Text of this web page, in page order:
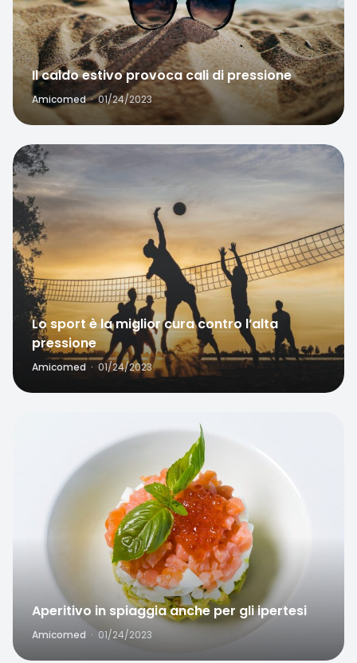
Il caldo estivo provoca cali di pressione
Amicomed · 01/24/2023
Favorite
Lo sport è la miglior cura contro l’alta
pressione
Amicomed · 01/24/2023
Aperitivo in spiaggia anche per gli ipertesi
Amicomed · 01/24/2023